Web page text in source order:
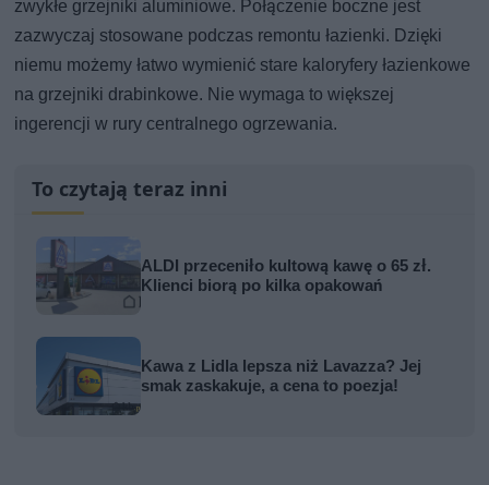
zwykłe grzejniki aluminiowe. Połączenie boczne jest
zazwyczaj stosowane podczas remontu łazienki. Dzięki
niemu możemy łatwo wymienić stare kaloryfery łazienkowe
na grzejniki drabinkowe. Nie wymaga to większej
ingerencji w rury centralnego ogrzewania.
To czytają teraz inni
ALDI przeceniło kultową kawę o 65 zł.
Klienci biorą po kilka opakowań
Kawa z Lidla lepsza niż Lavazza? Jej
smak zaskakuje, a cena to poezja!